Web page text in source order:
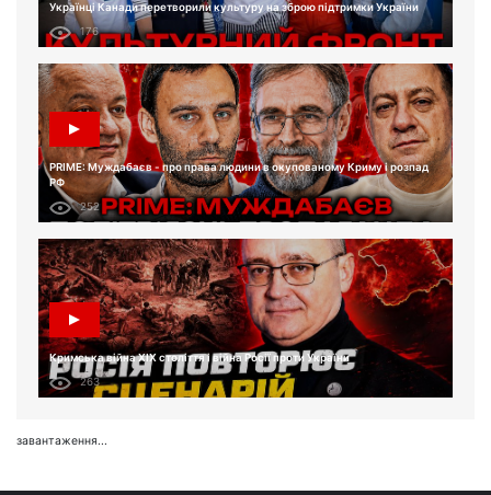
Українці Канади перетворили культуру на зброю підтримки України
176
PRIME: Муждабаєв - про права людини в окупованому Криму і розпад
РФ
252
Кримська війна XIX століття і війна Росії проти України
263
завантаження...